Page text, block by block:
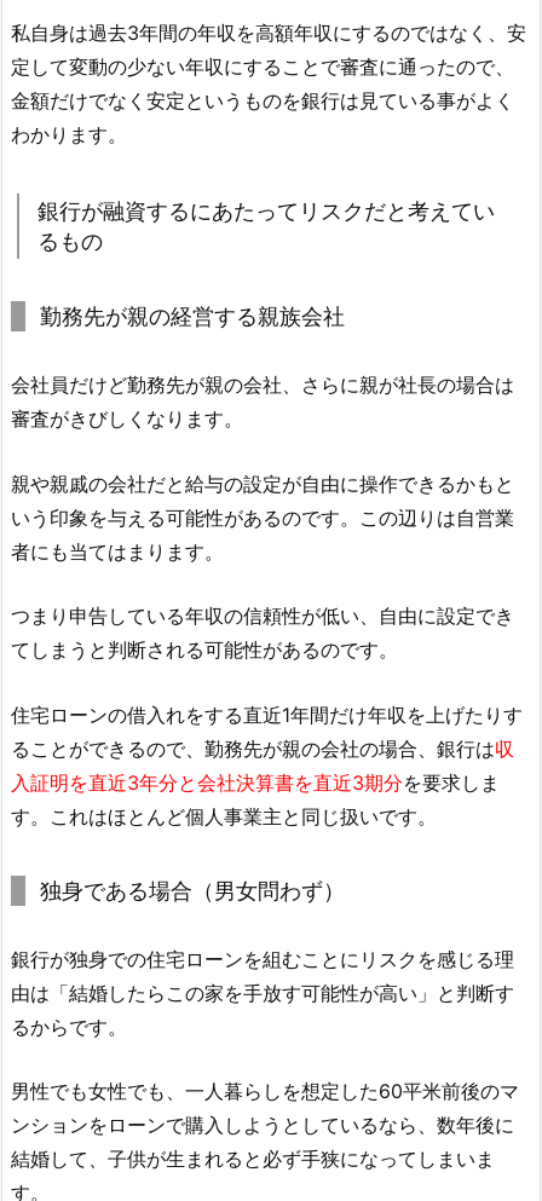
私自身は過去3年間の年収を高額年収にするのではなく、安
定して変動の少ない年収にすることで審査に通ったので、
金額だけでなく安定というものを銀行は見ている事がよく
わかります。
銀行が融資するにあたってリスクだと考えてい
るもの
勤務先が親の経営する親族会社
会社員だけど勤務先が親の会社、さらに親が社長の場合は
審査がきびしくなります。
親や親戚の会社だと給与の設定が自由に操作できるかもと
いう印象を与える可能性があるのです。この辺りは自営業
者にも当てはまります。
つまり申告している年収の信頼性が低い、自由に設定でき
てしまうと判断される可能性があるのです。
住宅ローンの借入れをする直近1年間だけ年収を上げたりす
ることができるので、勤務先が親の会社の場合、銀行は収
入証明を直近3年分と会社決算書を直近3期分を要求しま
す。これはほとんど個人事業主と同じ扱いです。
独身である場合（男女問わず）
銀行が独身での住宅ローンを組むことにリスクを感じる理
由は「結婚したらこの家を手放す可能性が高い」と判断す
るからです。
男性でも女性でも、一人暮らしを想定した60平米前後のマ
ンションをローンで購入しようとしているなら、数年後に
結婚して、子供が生まれると必ず手狭になってしまいま
す。